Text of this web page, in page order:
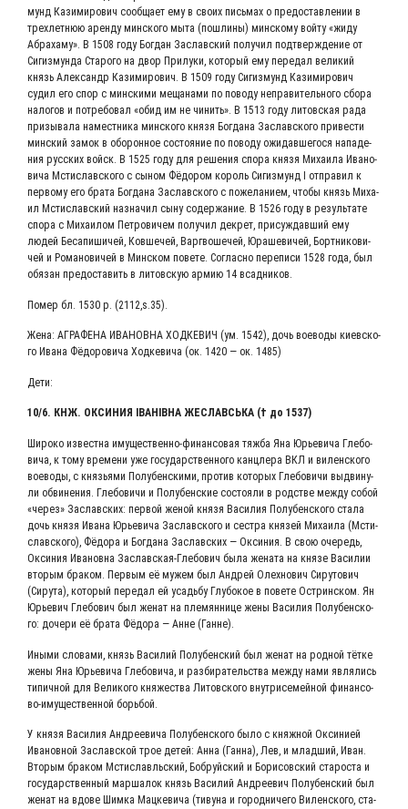
мунд Кази­ми­ро­вич сооб­ща­ет ему в сво­их пись­мах о предо­став­ле­нии в
трех­лет­нюю арен­ду мин­ско­го мыта (пошли­ны) мин­ско­му вой­ту «жиду
Абра­ха­му». В 1508 году Бог­дан Заслав­ский полу­чил под­твер­жде­ние от
Сигиз­мун­да Ста­ро­го на двор При­лу­ки, кото­рый ему пере­дал вели­кий
князь Алек­сандр Кази­ми­ро­вич. В 1509 году Сигиз­мунд Кази­ми­ро­вич
судил его спор с мин­ски­ми меща­на­ми по пово­ду непра­ви­тель­но­го сбо­ра
нало­гов и потре­бо­вал «обид им не чинить». В 1513 году литов­ская рада
при­зы­ва­ла намест­ни­ка мин­ско­го кня­зя Бог­да­на Заслав­ско­го при­ве­сти
мин­ский замок в обо­рон­ное состо­я­ние по пово­ду ожи­дав­ше­го­ся напа­де­
ния рус­ских войск. В 1525 году для реше­ния спо­ра кня­зя Миха­и­ла Ива­но­
ви­ча Мсти­слав­ско­го с сыном Фёдо­ром король Сигиз­мунд I отпра­вил к
пер­во­му его бра­та Бог­да­на Заслав­ско­го с поже­ла­ни­ем, что­бы князь Миха­
ил Мсти­слав­ский назна­чил сыну содер­жа­ние. В 1526 году в резуль­та­те
спо­ра с Миха­и­лом Пет­ро­ви­чем полу­чил декрет, при­суж­дав­ший ему
людей Беса­пи­ши­чей, Ков­ше­чей, Варгво­ше­чей, Юра­ше­ви­чей, Борт­ни­ко­ви­
чей и Рома­но­ви­чей в Мин­ском пове­те. Соглас­но пере­пи­си 1528 года, был
обя­зан предо­ста­вить в литов­скую армию 14 всадников.
Помер бл. 1530 р. (2112,s.35).
Жена: АГРА­ФЕ­НА ИВА­НОВ­НА ХОД­КЕ­ВИЧ (ум. 1542), дочь вое­во­ды киев­ско­
го Ива­на Фёдо­ро­ви­ча Ход­ке­ви­ча (ок. 1420 — ок. 1485)
Дети:
10/6. КНЖ. ОКСИ­НИЯ ІВАНІВ­НА ЖЕСЛАВСЬ­КА († до 1537)
Широ­ко извест­на иму­ще­ствен­но-финан­со­вая тяж­ба Яна Юрье­ви­ча Гле­бо­
ви­ча, к тому вре­ме­ни уже госу­дар­ствен­но­го канц­ле­ра ВКЛ и вилен­ско­го
вое­во­ды, с кня­зья­ми Полу­бен­ски­ми, про­тив кото­рых Гле­бо­ви­чи выдви­ну­
ли обви­не­ния. Гле­бо­ви­чи и Полу­бен­ские состо­я­ли в род­стве меж­ду собой
«через» Заслав­ских: пер­вой женой кня­зя Васи­лия Полу­бен­ско­го ста­ла
дочь кня­зя Ива­на Юрье­ви­ча Заслав­ско­го и сест­ра кня­зей Миха­и­ла (Мсти­
слав­ско­го), Фёдо­ра и Бог­да­на Заслав­ских — Окси­ния. В свою оче­редь,
Окси­ния Ива­нов­на Заслав­ская-Гле­бо­вич была жена­та на кня­зе Васи­лии
вто­рым бра­ком. Пер­вым её мужем был Андрей Олех­но­вич Сиру­то­вич
(Сиру­та), кото­рый пере­дал ей усадь­бу Глу­бо­кое в пове­те Ост­рин­ском. Ян
Юрье­вич Гле­бо­вич был женат на пле­мян­ни­це жены Васи­лия Полу­бен­ско­
го: доче­ри её бра­та Фёдо­ра — Анне (Ганне).
Ины­ми сло­ва­ми, князь Васи­лий Полу­бен­ский был женат на род­ной тёт­ке
жены Яна Юрье­ви­ча Гле­бо­ви­ча, и раз­би­ра­тель­ства меж­ду нами явля­лись
типич­ной для Вели­ко­го кня­же­ства Литов­ско­го внут­ри­се­мей­ной финан­со­
во-иму­ще­ствен­ной борьбой.
У кня­зя Васи­лия Андре­еви­ча Полу­бен­ско­го было с княж­ной Окси­ни­ей
Ива­нов­ной Заслав­ской трое детей: Анна (Ган­на), Лев, и млад­ший, Иван.
Вто­рым бра­ком Мсти­славль­ский, Боб­руй­ский и Бори­сов­ский ста­ро­ста и
госу­дар­ствен­ный мар­ша­лок князь Васи­лий Андре­евич Полу­бен­ский был
женат на вдо­ве Шим­ка Мац­ке­ви­ча (тиву­на и город­ни­че­го Вилен­ско­го, ста­